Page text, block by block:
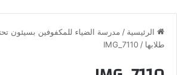
الرئيسية / مدرسة الضياء للمكفوفين بسيئون
طلابها /
IMG_7110